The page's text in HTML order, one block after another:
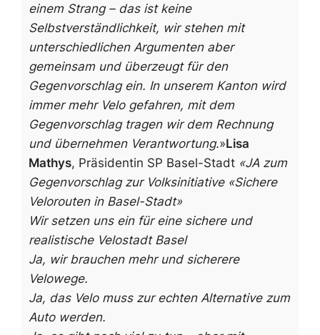
einem Strang – das ist keine
Selbstverständlichkeit, wir stehen mit
unterschiedlichen Argumenten aber
gemeinsam und überzeugt für den
Gegenvorschlag ein. In unserem Kanton wird
immer mehr Velo gefahren, mit dem
Gegenvorschlag tragen wir dem Rechnung
und übernehmen Verantwortung.»Lisa
Mathys, Präsidentin SP Basel-Stadt «JA zum
Gegenvorschlag zur Volksinitiative «Sichere
Velorouten in Basel-Stadt»
Wir setzen uns ein für eine sichere und
realistische Velostadt Basel
Ja, wir brauchen mehr und sicherere
Velowege.
Ja, das Velo muss zur echten Alternative zum
Auto werden.